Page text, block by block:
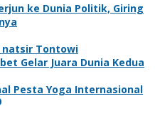
ke Dunia Politik, Giring
Tontowi
Gelar Juara Dunia Kedua
Pesta Yoga Internasional